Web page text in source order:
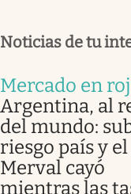
Noticias de tu
Mercado en
Argentina, al
del mundo:
riesgo país y el
Merval cayó
mientras las